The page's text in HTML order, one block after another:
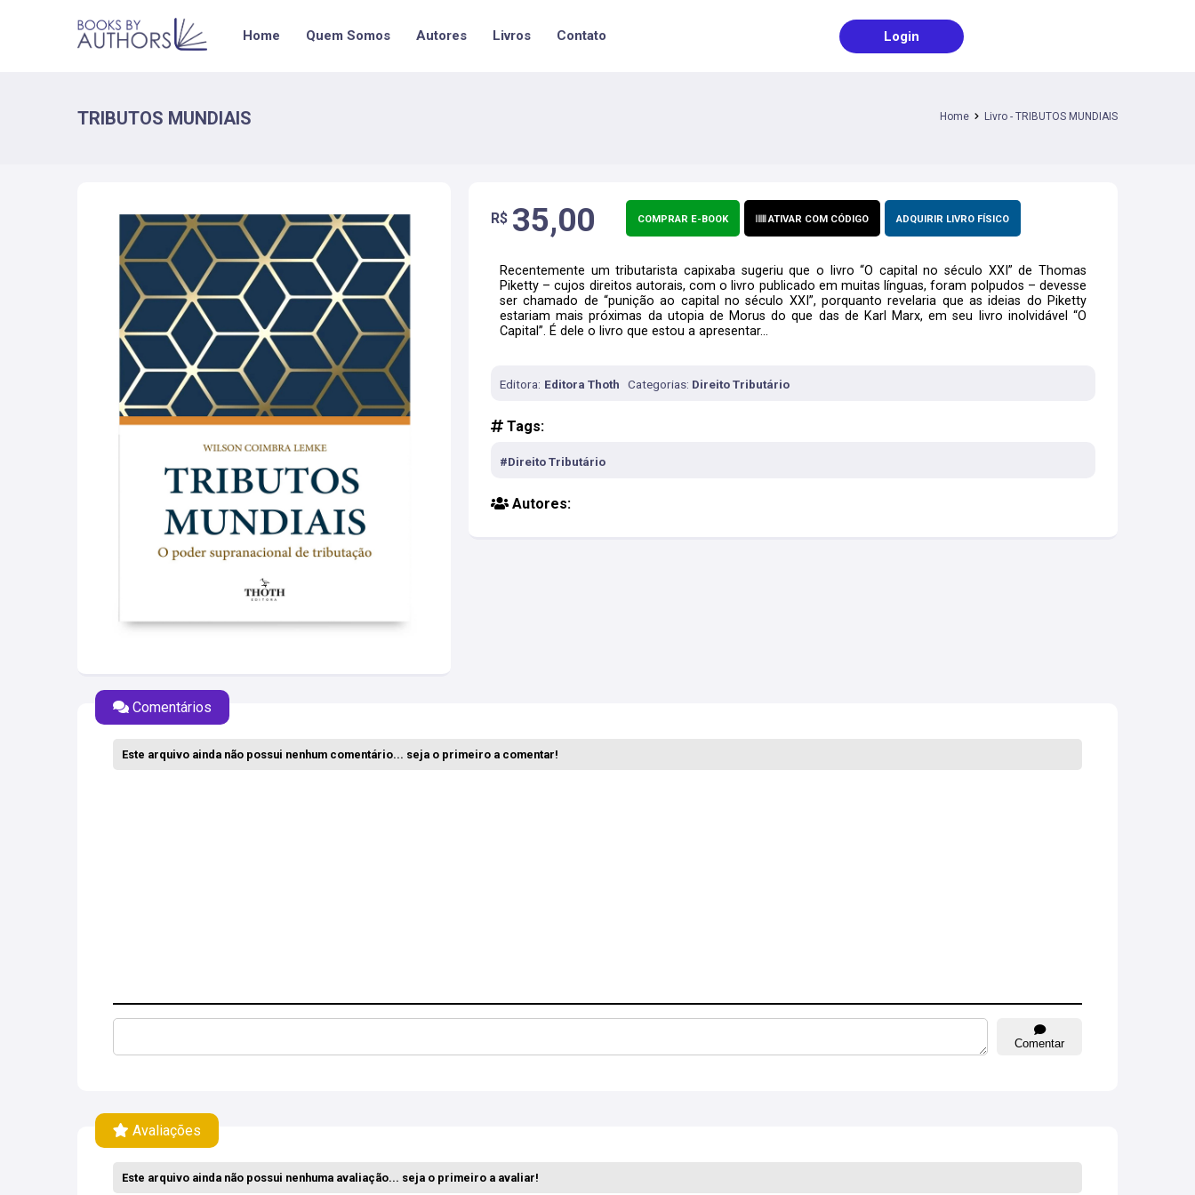
Home Quem Somos Autores Livros Contato Login
TRIBUTOS MUNDIAIS Home Livro - TRIBUTOS MUNDIAIS
R$ 35,00 COMPRAR E-BOOK ATIVAR COM CÓDIGO ADQUIRIR LIVRO FÍSICO
Recentemente um tributarista capixaba sugeriu que o livro “O capital no século XXI” de Thomas
Piketty – cujos direitos autorais, com o livro publicado em muitas línguas, foram polpudos – devesse
ser chamado de “punição ao capital no século XXI”, porquanto revelaria que as ideias do Piketty
estariam mais próximas da utopia de Morus do que das de Karl Marx, em seu livro inolvidável “O
Capital”. É dele o livro que estou a apresentar...
Editora: Editora Thoth Categorias: Direito Tributário
Tags:
#Direito Tributário
Autores:
Comentários
Este arquivo ainda não possui nenhum comentário... seja o primeiro a comentar!
Comentar
Avaliações
Este arquivo ainda não possui nenhuma avaliação... seja o primeiro a avaliar!